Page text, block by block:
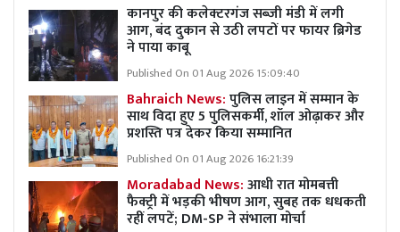
कानपुर की कलेक्टरगंज सब्जी मंडी में लगी
आग, बंद दुकान से उठी लपटों पर फायर ब्रिगेड
ने पाया काबू
Published On 01 Aug 2026 15:09:40
Bahraich News:पुलिस लाइन में सम्मान के
साथ विदा हुए 5 पुलिसकर्मी, शॉल ओढ़ाकर और
प्रशस्ति पत्र देकर किया सम्मानित
Published On 01 Aug 2026 16:21:39
Moradabad News:आधी रात मोमबत्ती
फैक्ट्री में भड़की भीषण आग, सुबह तक धधकती
रहीं लपटें; DM-SP ने संभाला मोर्चा